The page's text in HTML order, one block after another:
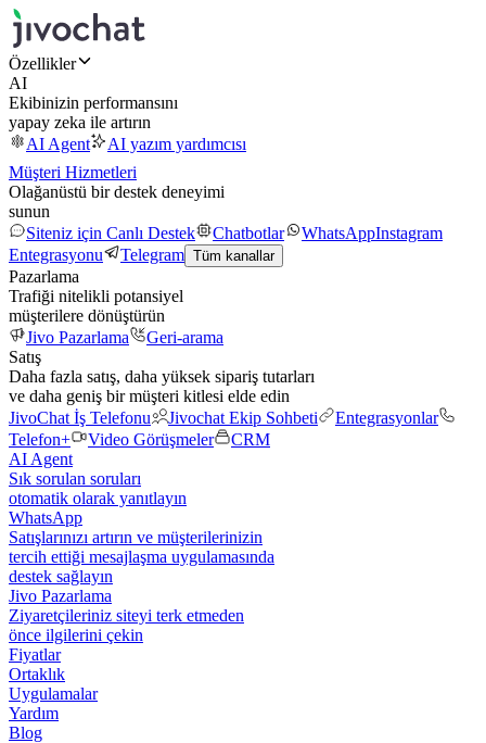
Özellikler
AI
Ekibinizin performansını
yapay zeka ile artırın
AI Agent
AI yazım yardımcısı
Müşteri Hizmetleri
Olağanüstü bir destek deneyimi
sunun
Siteniz için Canlı Destek
Chatbotlar WhatsAppInstagram
Entegrasyonu
Telegram Tüm kanallar
Pazarlama
Trafiği nitelikli potansiyel
müşterilere dönüştürün
Jivo Pazarlama
Geri-arama
Satış
Daha fazla satış, daha yüksek sipariş tutarları
ve daha geniş bir müşteri kitlesi elde edin
JivoChat İş Telefonu
Jivochat Ekip Sohbeti
Entegrasyonlar
Telefon+
Video Görüşmeler
CRM
AI Agent
Sık sorulan soruları
otomatik olarak yanıtlayın
WhatsApp
Satışlarınızı artırın ve müşterilerinizin
tercih ettiği mesajlaşma uygulamasında
destek sağlayın
Jivo Pazarlama
Ziyaretçileriniz siteyi terk etmeden
önce ilgilerini çekin
Fiyatlar
Ortaklık
Uygulamalar
Yardım
Blog